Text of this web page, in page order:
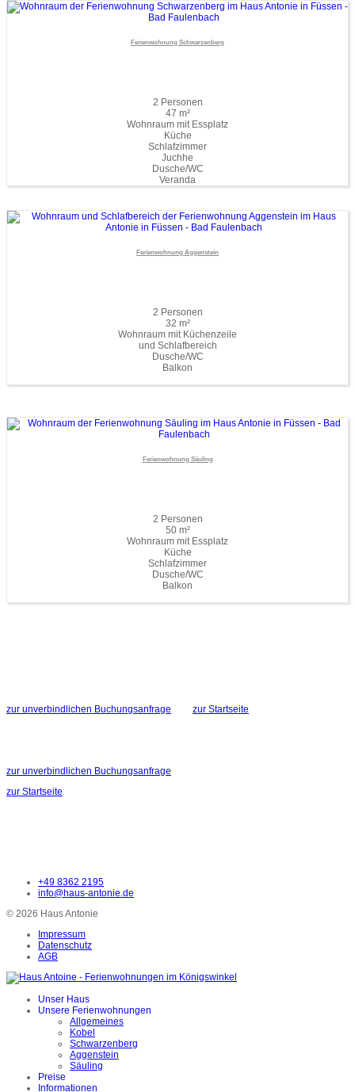
Ferienwohnung Schwarzenberg
2 Personen
47 m²
Wohnraum mit Essplatz
Küche
Schlafzimmer
Juchhe
Dusche/WC
Veranda
Ferienwohnung Aggenstein
2 Personen
32 m²
Wohnraum mit Küchenzeile
und Schlafbereich
Dusche/WC
Balkon
Ferienwohnung Säuling
2 Personen
50 m²
Wohnraum mit Essplatz
Küche
Schlafzimmer
Dusche/WC
Balkon
zur unverbindlichen Buchungsanfrage zur Startseite
zur unverbindlichen Buchungsanfrage
zur Startseite
+49 8362 2195
info@haus-antonie.de
© 2026 Haus Antonie
Impressum
Datenschutz
AGB
Unser Haus
Unsere Ferienwohnungen
Allgemeines
Kobel
Schwarzenberg
Aggenstein
Säuling
Preise
Informationen